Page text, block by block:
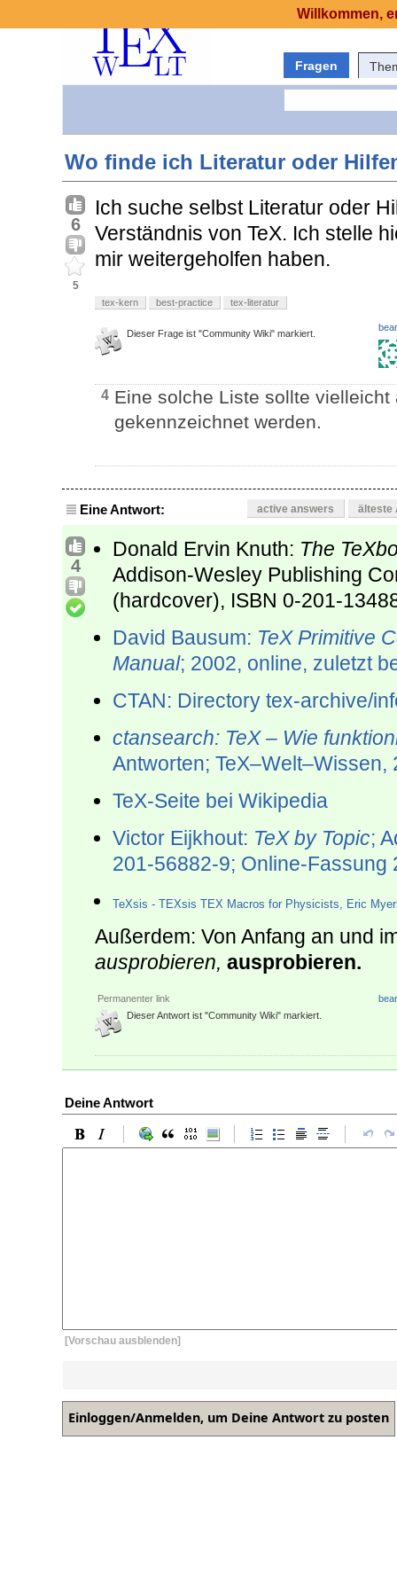
Fragen
Wo finde ich Literatur oder
6
5
Ich suche selbst Literatur oder
Verständnis von TeX. Ich stelle
mir weitergeholfen haben.
tex-kern best-practice tex-literatur
Dieser Frage ist "Community Wiki" markiert.
4 Eine solche Liste sollte vielleicht
gekennzeichnet werden.
Eine Antwort: active answers älteste
4
Donald Ervin Knuth: The
Addison-Wesley Publishing
(hardcover), ISBN 0-201-
David Bausum: TeX Primitive
Manual; 2002, online, zuletzt
CTAN: Direc­tory tex-archive/
ctansearch: TeX – Wie
Antworten;
TeX-Seite bei Wikipedia
Victor Eijkhout: TeX by Topic;
201-56882-9; Online-
TeXsis - TEXsis TEX Macros for Physicists, Eric
Außerdem: Von Anfang an und
ausprobieren, ausprobieren.
Permanenter link
Dieser Antwort ist "Community Wiki" markiert.
Deine Antwort
[Vorschau ausblenden]
Willkommen,